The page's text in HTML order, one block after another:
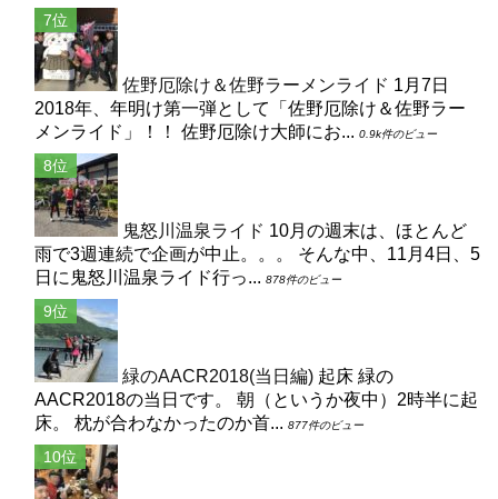
佐野厄除け＆佐野ラーメンライド 1月7日
2018年、年明け第一弾として「佐野厄除け＆佐野ラー
メンライド」！！ 佐野厄除け大師にお... 0.9k件のビュー
鬼怒川温泉ライド 10月の週末は、ほとんど
雨で3週連続で企画が中止。。。 そんな中、11月4日、5
日に鬼怒川温泉ライド行っ... 878件のビュー
緑のAACR2018(当日編) 起床 緑の
AACR2018の当日です。 朝（というか夜中）2時半に起
床。 枕が合わなかったのか首... 877件のビュー